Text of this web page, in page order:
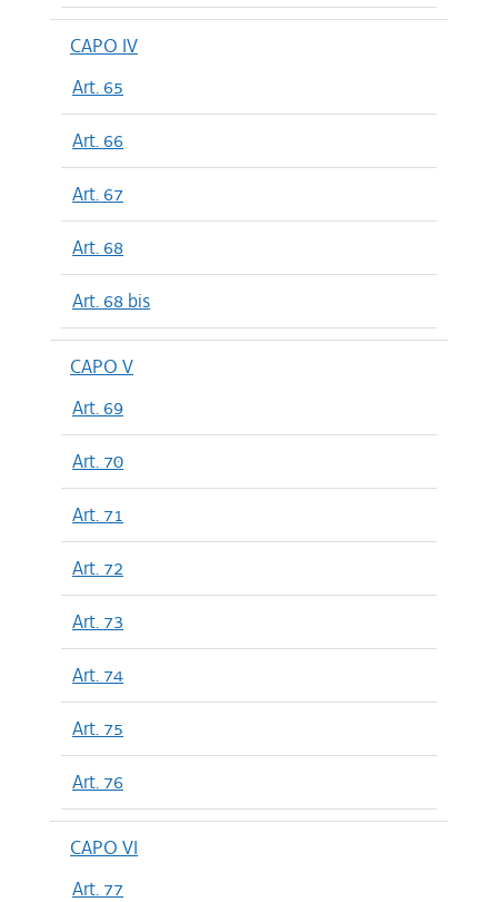
CAPO IV
Art. 65
Art. 66
Art. 67
Art. 68
Art. 68 bis
CAPO V
Art. 69
Art. 70
Art. 71
Art. 72
Art. 73
Art. 74
Art. 75
Art. 76
CAPO VI
Art. 77